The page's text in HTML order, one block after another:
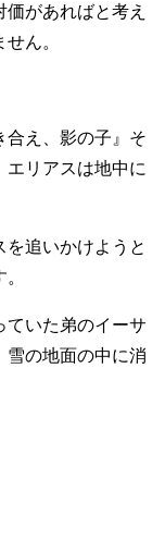
があればと考え
ん。
合え、影の子』そ
エリアスは地中に
追いかけようと
ていた弟のイーサ
雪の地面の中に消